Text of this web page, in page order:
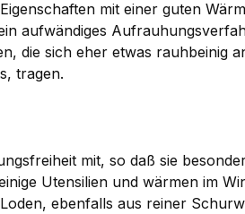
mit einer guten
aufwändiges
die sich eher etwas rauhbeinig
tragen.
mit, so daß sie
Utensilien und wärmen im
ebenfalls aus reiner